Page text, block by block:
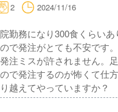
2 2024/11/16
勤務になり300食くらい
で発注がとても不安です
注ミスが許されません。
で発注するのが怖くて仕
越えてやっていますか？